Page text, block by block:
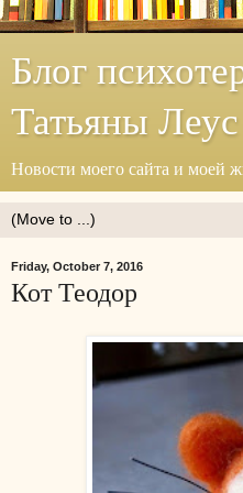
Блог
Татьяны Леус
Новости моего сайта и моей
Friday, October 7, 2016
Кот Теодор